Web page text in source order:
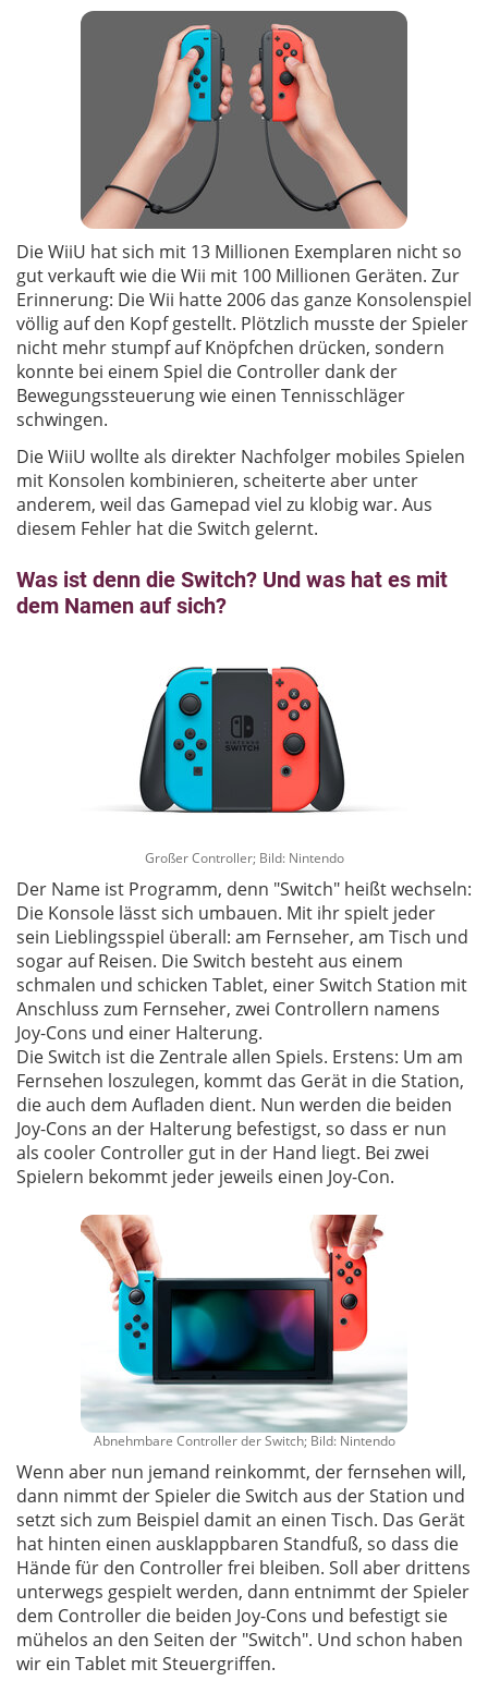
Die WiiU hat sich mit 13 Millionen Exemplaren nicht so
gut verkauft wie die Wii mit 100 Millionen Geräten. Zur
Erinnerung: Die Wii hatte 2006 das ganze Konsolenspiel
völlig auf den Kopf gestellt. Plötzlich musste der Spieler
nicht mehr stumpf auf Knöpfchen drücken, sondern
konnte bei einem Spiel die Controller dank der
Bewegungssteuerung wie einen Tennisschläger
schwingen.
Die WiiU wollte als direkter Nachfolger mobiles Spielen
mit Konsolen kombinieren, scheiterte aber unter
anderem, weil das Gamepad viel zu klobig war. Aus
diesem Fehler hat die Switch gelernt.
Was ist denn die Switch? Und was hat es mit
dem Namen auf sich?
Großer Controller; Bild: Nintendo
Der Name ist Programm, denn "Switch" heißt wechseln:
Die Konsole lässt sich umbauen. Mit ihr spielt jeder
sein Lieblingsspiel überall: am Fernseher, am Tisch und
sogar auf Reisen. Die Switch besteht aus einem
schmalen und schicken Tablet, einer Switch Station mit
Anschluss zum Fernseher, zwei Controllern namens
Joy-Cons und einer Halterung.
Die Switch ist die Zentrale allen Spiels. Erstens: Um am
Fernsehen loszulegen, kommt das Gerät in die Station,
die auch dem Aufladen dient. Nun werden die beiden
Joy-Cons an der Halterung befestigst, so dass er nun
als cooler Controller gut in der Hand liegt. Bei zwei
Spielern bekommt jeder jeweils einen Joy-Con.
Abnehmbare Controller der Switch; Bild: Nintendo
Wenn aber nun jemand reinkommt, der fernsehen will,
dann nimmt der Spieler die Switch aus der Station und
setzt sich zum Beispiel damit an einen Tisch. Das Gerät
hat hinten einen ausklappbaren Standfuß, so dass die
Hände für den Controller frei bleiben. Soll aber drittens
unterwegs gespielt werden, dann entnimmt der Spieler
dem Controller die beiden Joy-Cons und befestigt sie
mühelos an den Seiten der "Switch". Und schon haben
wir ein Tablet mit Steuergriffen.